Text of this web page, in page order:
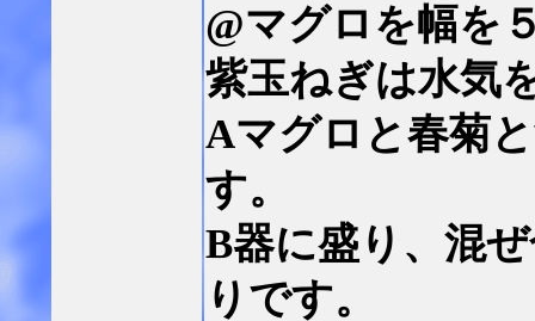
@マグロを幅を
紫玉ねぎは水気
Aマグロと春菊
す。
B器に盛り、混
りです。